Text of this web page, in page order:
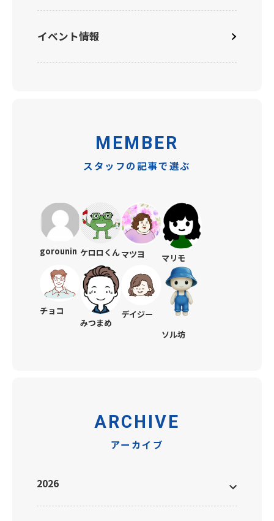
イベント情報
MEMBER
スタッフの記事で選ぶ
gorounin ケロロくんマツヨ マリモ
チョコ
みつまめ
デイジー
ソル坊
ARCHIVE
アーカイブ
2026